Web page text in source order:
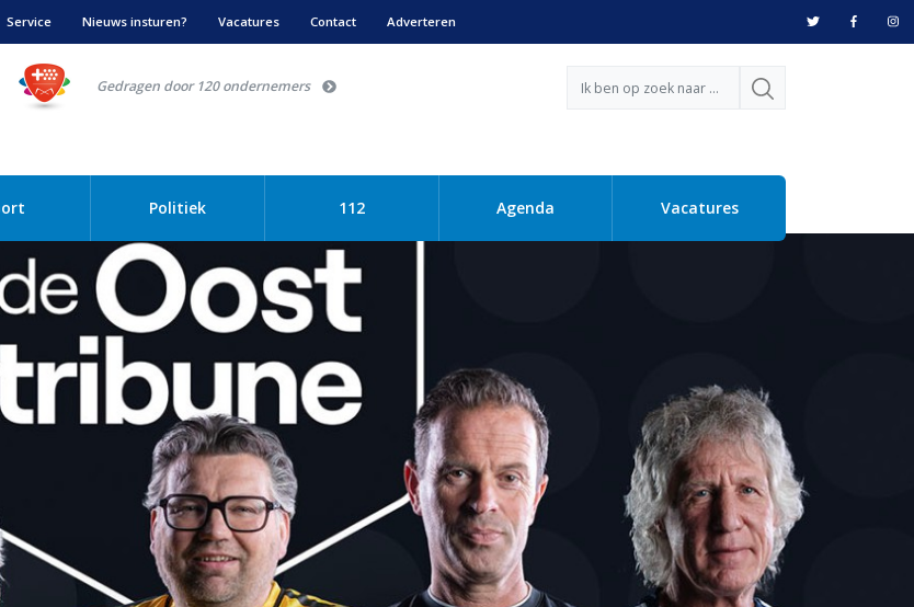
Service Nieuws insturen? Vacatures Contact Adverteren
Gedragen door 120 ondernemers
Politiek 112 Agenda Vacatures